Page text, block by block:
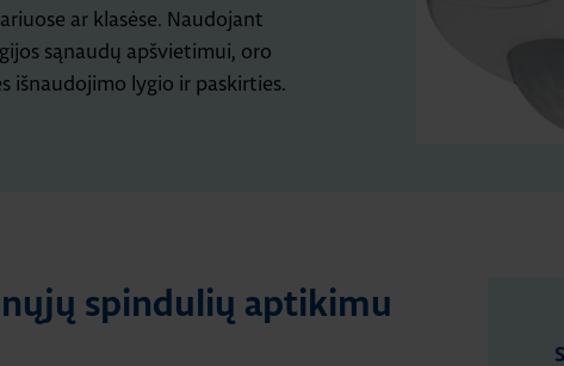
ar klasėse. Naudojant
sąnaudų apšvietimui, oro
išnaudojimo lygio ir paskirties.
spindulių aptikimu